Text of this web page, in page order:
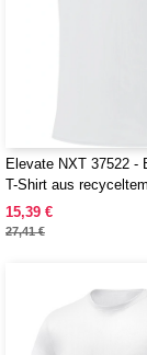
Elevate NXT 37522 -
T-Shirt aus
für Herren
15,39 €
27,41 €